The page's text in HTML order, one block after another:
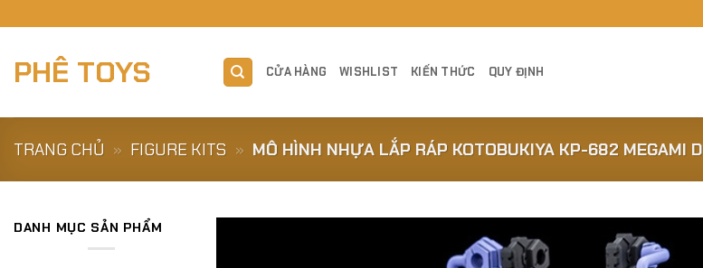
to
PHÊ TOYS CỬA HÀNG WISHLIST KIẾN THỨC QUY ĐỊNH
TRANG CHỦ » FIGURE KITS » MÔ HÌNH NHỰA LẮP RÁP KOTOBUKIYA KP-682 MEGAMI
DANH MỤC SẢN PHẨM